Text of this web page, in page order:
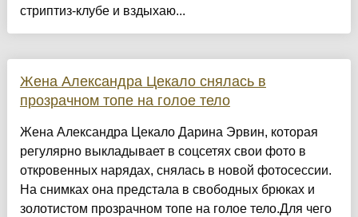
стриптиз-клубе и вздыхаю...
Жена Александра Цекало снялась в
прозрачном топе на голое тело
Жена Александра Цекало Дарина Эрвин, которая
регулярно выкладывает в соцсетях свои фото в
откровенных нарядах, снялась в новой фотосессии.
На снимках она предстала в свободных брюках и
золотистом прозрачном топе на голое тело.Для чего